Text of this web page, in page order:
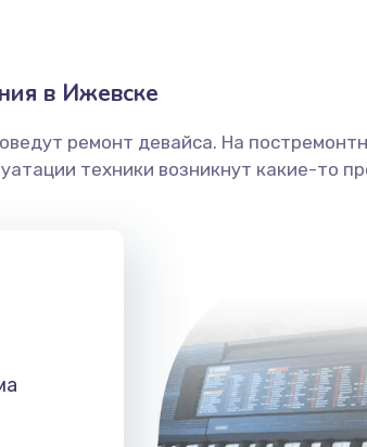
30 мин 1 год
в Ижевске
ремонт девайса. На
техники возникнут какие-то